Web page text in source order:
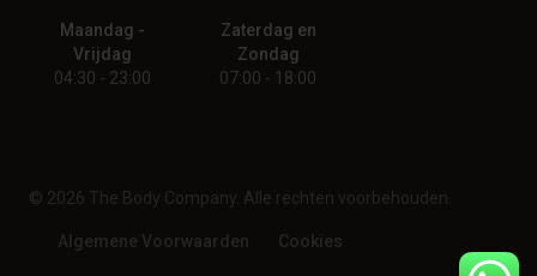
Maandag -
Vrijdag
04:30 - 23:00
Zaterdag en
Zondag
07:00 - 18:00
© 2026 The Body Company. Alle rechten voorbehouden.
Algemene Voorwaarden Cookies